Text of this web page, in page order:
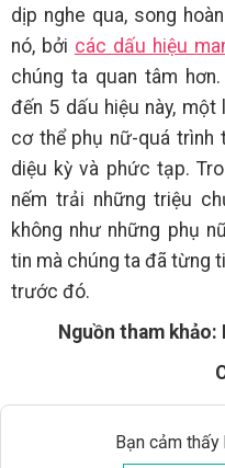
dịp nghe qua, song
nó, bởi các dấu hiệu
chúng ta quan tâm
đến 5 dấu hiệu này, một
cơ thể phụ nữ-quá
diệu kỳ và phức tạp.
nếm trải những triệu
không như những phụ
tin mà chúng ta đã từng
trước đó.
Nguồn tham
Bạn cảm